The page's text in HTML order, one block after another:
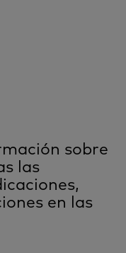
sobre
las
en las